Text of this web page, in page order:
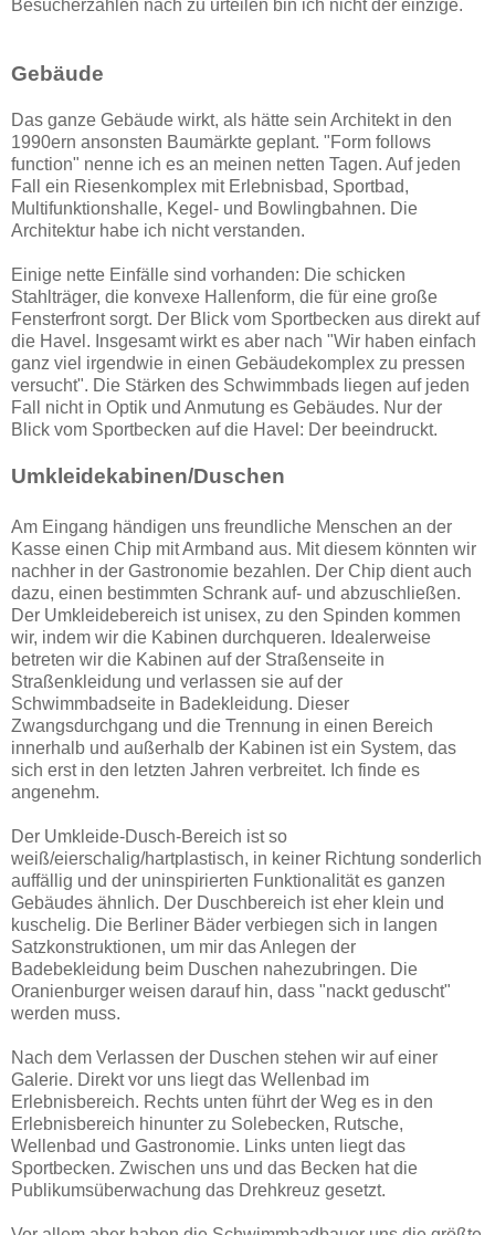
Besucherzahlen nach zu urteilen bin ich nicht der einzige.
Gebäude
Das ganze Gebäude wirkt, als hätte sein Architekt in den
1990ern ansonsten Baumärkte geplant. "Form follows
function" nenne ich es an meinen netten Tagen. Auf jeden
Fall ein Riesenkomplex mit Erlebnisbad, Sportbad,
Multifunktionshalle, Kegel- und Bowlingbahnen. Die
Architektur habe ich nicht verstanden.
Einige nette Einfälle sind vorhanden: Die schicken
Stahlträger, die konvexe Hallenform, die für eine große
Fensterfront sorgt. Der Blick vom Sportbecken aus direkt auf
die Havel. Insgesamt wirkt es aber nach "Wir haben einfach
ganz viel irgendwie in einen Gebäudekomplex zu pressen
versucht". Die Stärken des Schwimmbads liegen auf jeden
Fall nicht in Optik und Anmutung es Gebäudes. Nur der
Blick vom Sportbecken auf die Havel: Der beeindruckt.
Umkleidekabinen/Duschen
Am Eingang händigen uns freundliche Menschen an der
Kasse einen Chip mit Armband aus. Mit diesem könnten wir
nachher in der Gastronomie bezahlen. Der Chip dient auch
dazu, einen bestimmten Schrank auf- und abzuschließen.
Der Umkleidebereich ist unisex, zu den Spinden kommen
wir, indem wir die Kabinen durchqueren. Idealerweise
betreten wir die Kabinen auf der Straßenseite in
Straßenkleidung und verlassen sie auf der
Schwimmbadseite in Badekleidung. Dieser
Zwangsdurchgang und die Trennung in einen Bereich
innerhalb und außerhalb der Kabinen ist ein System, das
sich erst in den letzten Jahren verbreitet. Ich finde es
angenehm.
Der Umkleide-Dusch-Bereich ist so
weiß/eierschalig/hartplastisch, in keiner Richtung sonderlich
auffällig und der uninspirierten Funktionalität es ganzen
Gebäudes ähnlich. Der Duschbereich ist eher klein und
kuschelig. Die Berliner Bäder verbiegen sich in langen
Satzkonstruktionen, um mir das Anlegen der
Badebekleidung beim Duschen nahezubringen. Die
Oranienburger weisen darauf hin, dass "nackt geduscht"
werden muss.
Nach dem Verlassen der Duschen stehen wir auf einer
Galerie. Direkt vor uns liegt das Wellenbad im
Erlebnisbereich. Rechts unten führt der Weg es in den
Erlebnisbereich hinunter zu Solebecken, Rutsche,
Wellenbad und Gastronomie. Links unten liegt das
Sportbecken. Zwischen uns und das Becken hat die
Publikumsüberwachung das Drehkreuz gesetzt.